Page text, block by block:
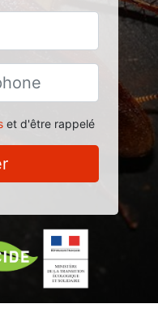
et d'être rappelé